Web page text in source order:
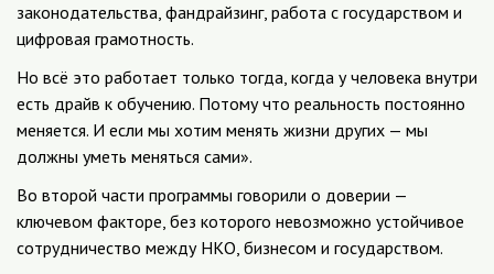
законодательства, фандрайзинг, работа с государством и
цифровая грамотность.
Но всё это работает только тогда, когда у человека внутри
есть драйв к обучению. Потому что реальность постоянно
меняется. И если мы хотим менять жизни других — мы
должны уметь меняться сами».
Во второй части программы говорили о доверии —
ключевом факторе, без которого невозможно устойчивое
сотрудничество между НКО, бизнесом и государством.